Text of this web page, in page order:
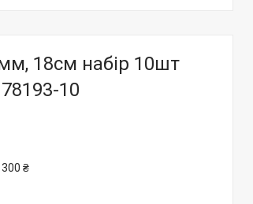
18см набір 10шт
10
₴